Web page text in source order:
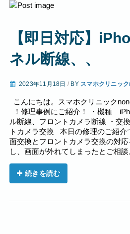
【即日対応】
ネル断線、、
2023年11月18日 / BY スマホクリニッ
こんにちは。スマホクリニック
！修理事例にご紹介！ ・機種
ル断線、フロントカメラ断線 ・交
トカメラ交換 本日の修理のご紹介
面交換とフロントカメラ交換の対
し、画面が外れてしまったとご相
続きを読む